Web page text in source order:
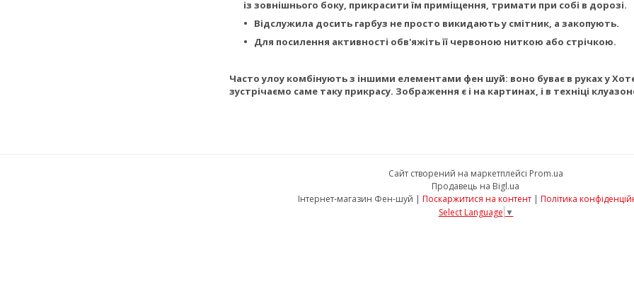
із зовнішнього боку, прикрасити їм приміщення, тримати при собі в дорозі.
Відслужила досить гарбуз не просто викидають у смітник, а закопують.
Для посилення активності обв'яжіть її червоною ниткою або стрічкою.
Часто улоу комбінують з іншими елементами фен шуй: воно буває в руках у
зустрічаємо саме таку прикрасу. Зображення є і на картинах, і в техніці
Сайт створений на маркетплейсі Prom.ua
Продавець на Bigl.ua
Інтернет-магазин Фен-шуй | Поскаржитися на контент | Політика
Select Language ▼